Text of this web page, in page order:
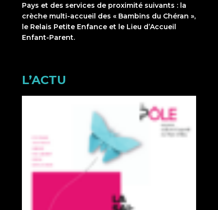
Pays et des services de proximité suivants : la
crèche multi-accueil des « Bambins du Chéran »,
le Relais Petite Enfance et le Lieu d’Accueil
Enfant-Parent.
L’ACTU